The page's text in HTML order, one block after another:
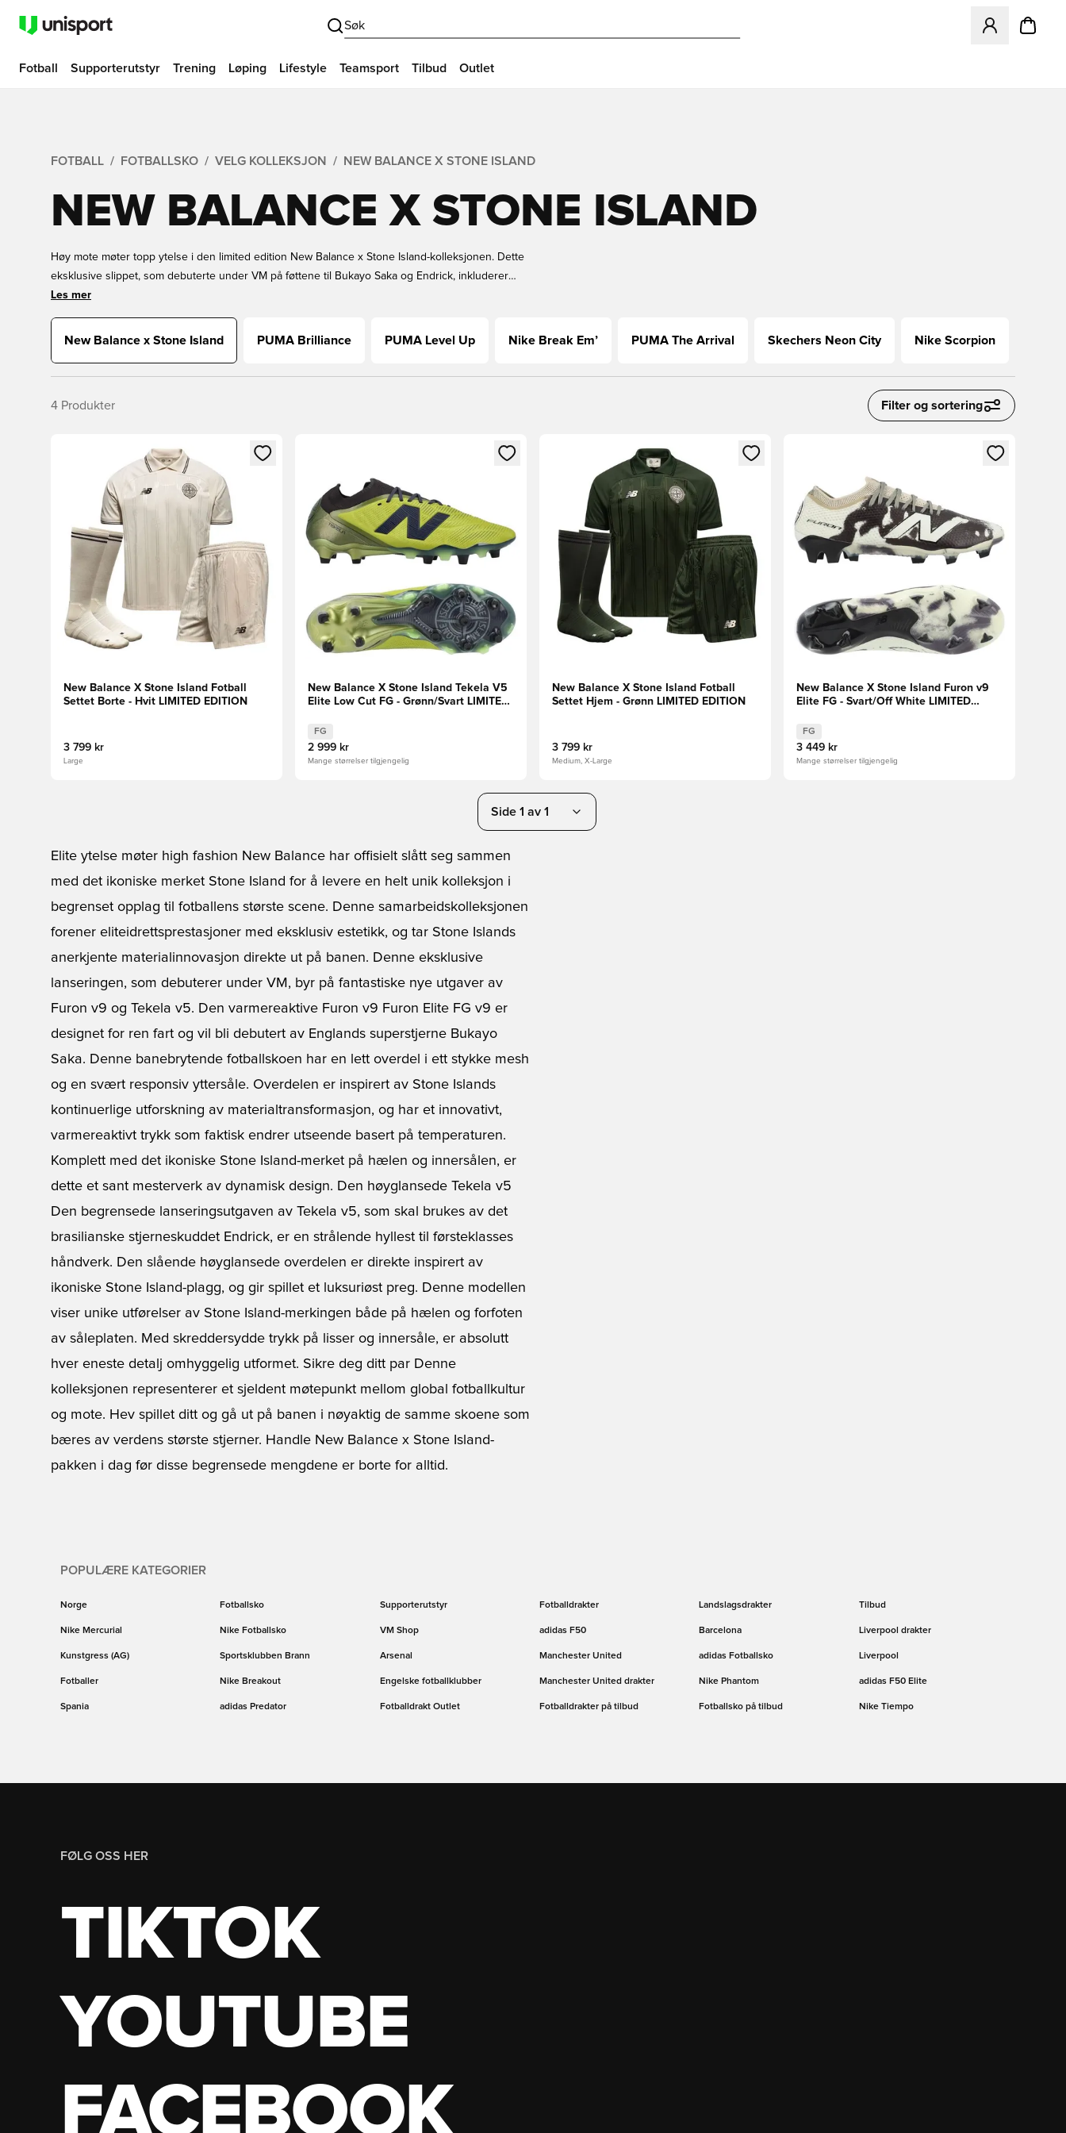
Søk
Åpner en
Fotball Supporterutstyr Trening Løping Lifestyle Teamsport Tilbud Outlet
FOTBALL FOTBALLSKO VELG KOLLEKSJON NEW BALANCE X STONE ISLAND
NEW BALANCE X STONE ISLAND
Høy mote møter topp ytelse i den limited edition New Balance x Stone Island-kolleksjonen. Dette
eksklusive slippet, som debuterte under VM på føttene til Bukayo Saka og Endrick, inkluderer
Furon v9 og Tekela v5. Opplev Stone Islands anerkjente materialinnovasjon med varmereaktive
Les mer
New Balance x Stone Island PUMA Brilliance PUMA Level Up Nike Break Em’ PUMA The Arrival Skechers Neon City Nike Scorpion
4 Produkter Filter og sortering
Åpner en Modal for å logge inn eller registrere deg som medlem
New Balance X Stone Island Fotball
Settet Borte - Hvit LIMITED EDITION
3 799 kr
Large
Åpner en Modal for å logge inn eller registrere deg som medlem
New Balance X Stone Island Tekela V5
Elite Low Cut FG - Grønn/Svart LIMITED
FG
2 999 kr
Mange størrelser tilgjengelig
Åpner en Modal for å logge inn eller registrere deg som medlem
New Balance X Stone Island Fotball
Settet Hjem - Grønn LIMITED EDITION
3 799 kr
Medium, X-Large
Åpner en Modal for å logge inn eller registrere
New Balance X Stone Island Furon v9
Elite FG - Svart/Off White LIMITED
FG
3 449 kr
Mange størrelser tilgjengelig
Side 1 av 1
Elite ytelse møter high fashion New Balance har offisielt slått seg sammen
med det ikoniske merket Stone Island for å levere en helt unik kolleksjon i
begrenset opplag til fotballens største scene. Denne samarbeidskolleksjonen
forener eliteidrettsprestasjoner med eksklusiv estetikk, og tar Stone Islands
anerkjente materialinnovasjon direkte ut på banen. Denne eksklusive
lanseringen, som debuterer under VM, byr på fantastiske nye utgaver av
Furon v9 og Tekela v5. Den varmereaktive Furon v9 Furon Elite FG v9 er
designet for ren fart og vil bli debutert av Englands superstjerne Bukayo
Saka. Denne banebrytende fotballskoen har en lett overdel i ett stykke mesh
og en svært responsiv yttersåle. Overdelen er inspirert av Stone Islands
kontinuerlige utforskning av materialtransformasjon, og har et innovativt,
varmereaktivt trykk som faktisk endrer utseende basert på temperaturen.
Komplett med det ikoniske Stone Island-merket på hælen og innersålen, er
dette et sant mesterverk av dynamisk design. Den høyglansede Tekela v5
Den begrensede lanseringsutgaven av Tekela v5, som skal brukes av det
brasilianske stjerneskuddet Endrick, er en strålende hyllest til førsteklasses
håndverk. Den slående høyglansede overdelen er direkte inspirert av
ikoniske Stone Island-plagg, og gir spillet et luksuriøst preg. Denne modellen
viser unike utførelser av Stone Island-merkingen både på hælen og forfoten
av såleplaten. Med skreddersydde trykk på lisser og innersåle, er absolutt
hver eneste detalj omhyggelig utformet. Sikre deg ditt par Denne
kolleksjonen representerer et sjeldent møtepunkt mellom global fotballkultur
og mote. Hev spillet ditt og gå ut på banen i nøyaktig de samme skoene som
bæres av verdens største stjerner. Handle New Balance x Stone Island-
pakken i dag før disse begrensede mengdene er borte for alltid.
POPULÆRE KATEGORIER
Norge Fotballsko Supporterutstyr Fotballdrakter Landslagsdrakter Tilbud
Nike Mercurial Nike Fotballsko VM Shop adidas F50 Barcelona Liverpool drakter
Kunstgress (AG) Sportsklubben Brann Arsenal Manchester United adidas Fotballsko Liverpool
Fotballer Nike Breakout Engelske fotballklubber Manchester United drakter Nike Phantom adidas F50 Elite
Spania adidas Predator Fotballdrakt Outlet Fotballdrakter på tilbud Fotballsko på tilbud Nike Tiempo
FØLG OSS HER
TIKTOK
YOUTUBE
FACEBOOK